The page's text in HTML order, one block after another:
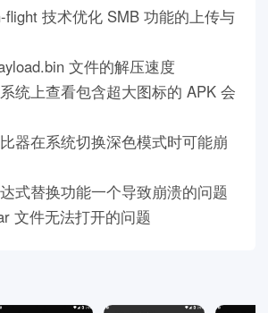
flight 技术优化 SMB 功能的上传与
文件的解压速度
统上查看包含超大图标的 APK 会
器在系统切换深色模式时可能崩
式替换功能一个导致崩溃的问题
文件无法打开的问题